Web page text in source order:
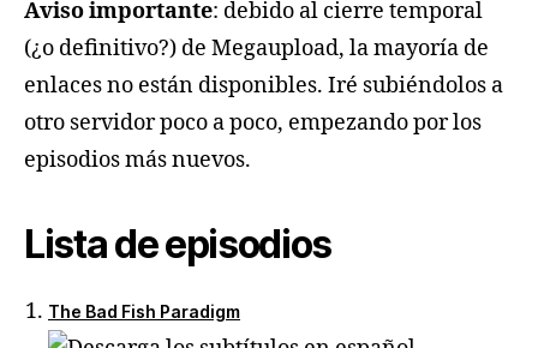
Aviso importante: debido al cierre temporal
(¿o definitivo?) de Megaupload, la mayoría de
enlaces no están disponibles. Iré subiéndolos a
otro servidor poco a poco, empezando por los
episodios más nuevos.
Lista de episodios
The Bad Fish Paradigm